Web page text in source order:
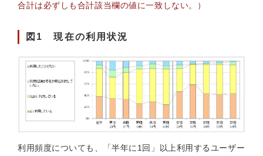
合計は必ずしも合計該当欄の値に一致しない。）
図1 現在の利用状況
利用頻度についても、「半年に1回」以上利用するユーザー